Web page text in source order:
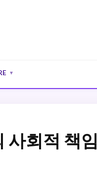
▼
사회적 책임